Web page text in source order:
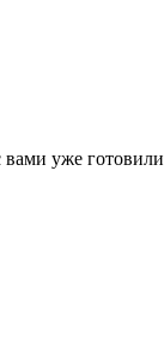
уже